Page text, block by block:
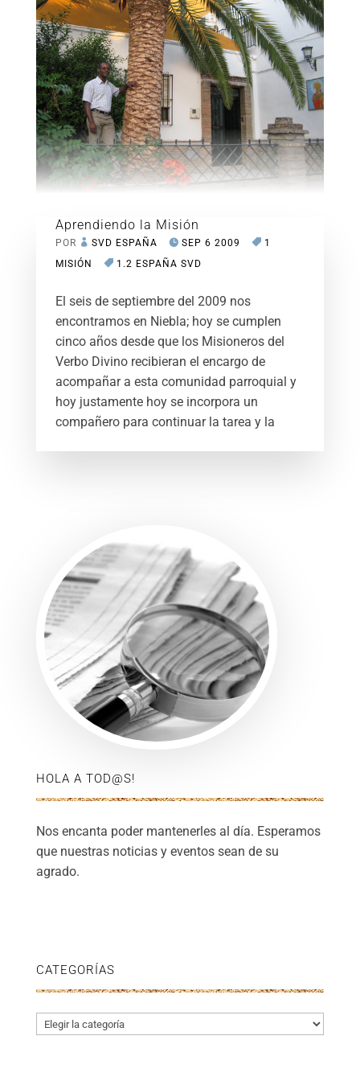
Aprendiendo la Misión
POR SVD ESPAÑA SEP 6 2009
1
MISIÓN
1.2 ESPAÑA SVD
El seis de septiembre del 2009 nos
encontramos en Niebla; hoy se cumplen
cinco años desde que los Misioneros del
Verbo Divino recibieran el encargo de
acompañar a esta comunidad parroquial y
hoy justamente hoy se incorpora un
compañero para continuar la tarea y la
HOLA A TOD@S!
Nos encanta poder mantenerles al día. Esperamos
que nuestras noticias y eventos sean de su
agrado.
CATEGORÍAS
Categorías